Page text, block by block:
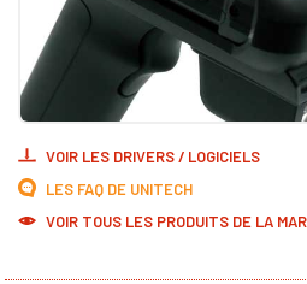
VOIR LES DRIVERS / LOGICIELS
LES FAQ DE UNITECH
VOIR TOUS LES PRODUITS DE LA